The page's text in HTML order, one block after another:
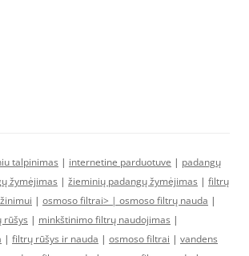
talpinimas | internetine parduotuve | padangų
žymėjimas | žieminių padangų žymėjimas | filtrų
| osmoso filtrai> | osmoso filtrų nauda |
rūšys | minkštinimo filtrų naudojimas |
| filtrų rūšys ir nauda | osmoso filtrai | vandens